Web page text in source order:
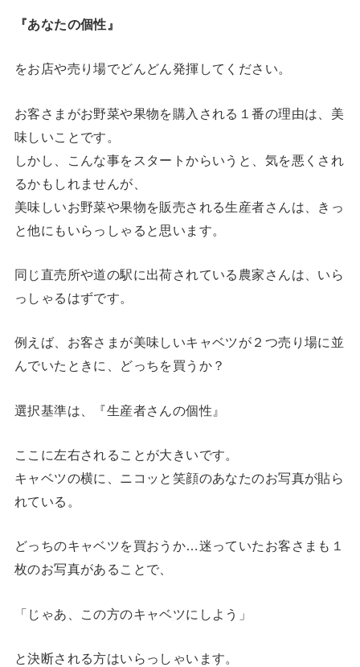
『あなたの個性』
をお店や売り場でどんどん発揮してください。
お客さまがお野菜や果物を購入される１番の理由は、美
味しいことです。
しかし、こんな事をスタートからいうと、気を悪くされ
るかもしれませんが、
美味しいお野菜や果物を販売される生産者さんは、きっ
と他にもいらっしゃると思います。
同じ直売所や道の駅に出荷されている農家さんは、いら
っしゃるはずです。
例えば、お客さまが美味しいキャベツが２つ売り場に並
んでいたときに、どっちを買うか？
選択基準は、『生産者さんの個性』
ここに左右されることが大きいです。
キャベツの横に、ニコッと笑顔のあなたのお写真が貼ら
れている。
どっちのキャベツを買おうか…迷っていたお客さまも１
枚のお写真があることで、
「じゃあ、この方のキャベツにしよう」
と決断される方はいらっしゃいます。